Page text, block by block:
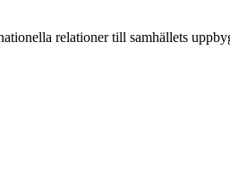
relationer till samhällets